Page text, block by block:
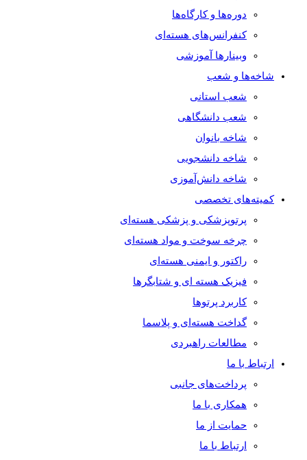
دوره‌ها و کارگاه‌ها
کنفرانس‌های هسته‌ای
وبینارها آموزشی
شاخه‌ها و شعب
شعب استانی
شعب دانشگاهی
شاخه بانوان
شاخه دانشجویی
شاخه دانش‌آموزی
کمیته‌های تخصصی
پرتوپزشکی و پزشکی هسته‌ای
چرخه سوخت و مواد هسته‌ای
راکتور و ایمنی هسته‌ای
فیزیک هسته ای و شتابگرها
کاربرد پرتوها
گداخت هسته‌ای و پلاسما
مطالعات راهبردی
ارتباط با ما
پرداخت‌های جانبی
همکاری با ما
حمايت از ما
ارتباط با ما